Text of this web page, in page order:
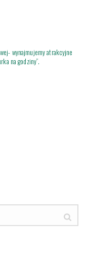
wynajmujemy atrakcyjne
na godziny”.